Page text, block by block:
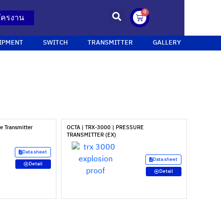
รงาน
0
SWITCH TRANSMITTER GALLERY
Transmitter
Data sheet
Detail
OCTA | TRX-3000 | PRESSURE
TRANSMITTER (EX)
Data sheet
Detail